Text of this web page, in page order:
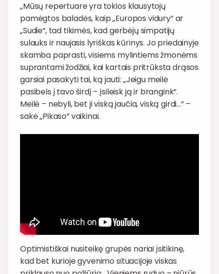
„Mūsų repertuare yra tokios klausytojų
pamėgtos baladės, kaip „Europos vidury“ ar
„Sudie“, tad tikimės, kad gerbėjų simpatijų
sulauks ir naujasis lyriškas kūrinys. Jo priedainyje
skamba paprasti, visiems mylintiems žmonėms
suprantami žodžiai, kai kartais pritrūksta drąsos
garsiai pasakyti tai, ką jauti: „Jeigu meilė
pasibels į tavo širdį – įsileisk ją ir brangink“.
Meilė – nebyli, bet ji viską jaučia, viską girdi…“ –
sakė „Pikaso“ vaikinai.
Optimistiškai nusiteikę grupės nariai įsitikinę,
kad bet kurioje gyvenimo situacijoje viskas